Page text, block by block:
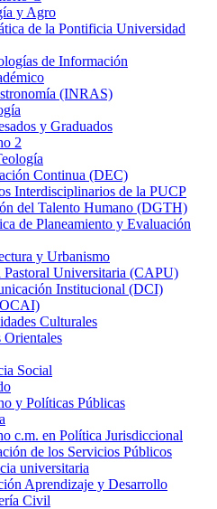
y Agro
de la Pontificia Universidad
de Información
(INRAS)
y Graduados
2
Continua (DEC)
Interdisciplinarios de la PUCP
del Talento Humano (DGTH)
de Planeamiento y Evaluación
y Urbanismo
Pastoral Universitaria (CAPU)
Institucional (DCI)
Culturales
Orientales
Social
y Políticas Públicas
c.m. en Política Jurisdiccional
de los Servicios Públicos
universitaria
Aprendizaje y Desarrollo
Civil